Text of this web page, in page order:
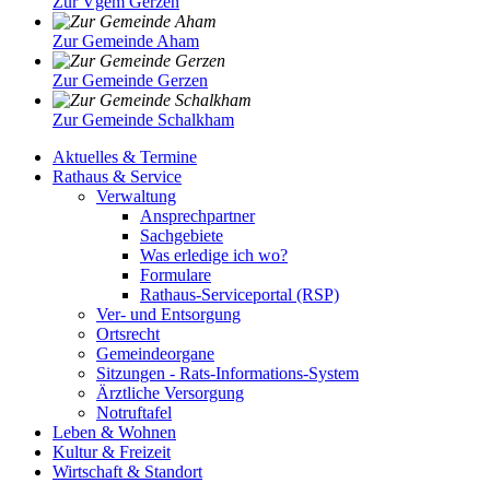
Zur Gemeinde Aham
Zur Gemeinde Gerzen
Zur Gemeinde Schalkham
Aktuelles & Termine
Rathaus & Service
Verwaltung
Ansprechpartner
Sachgebiete
Was erledige ich wo?
Formulare
Rathaus-Serviceportal (RSP)
Ver- und Entsorgung
Ortsrecht
Gemeindeorgane
Sitzungen - Rats-Informations-System
Ärztliche Versorgung
Notruftafel
Leben & Wohnen
Kultur & Freizeit
Wirtschaft & Standort